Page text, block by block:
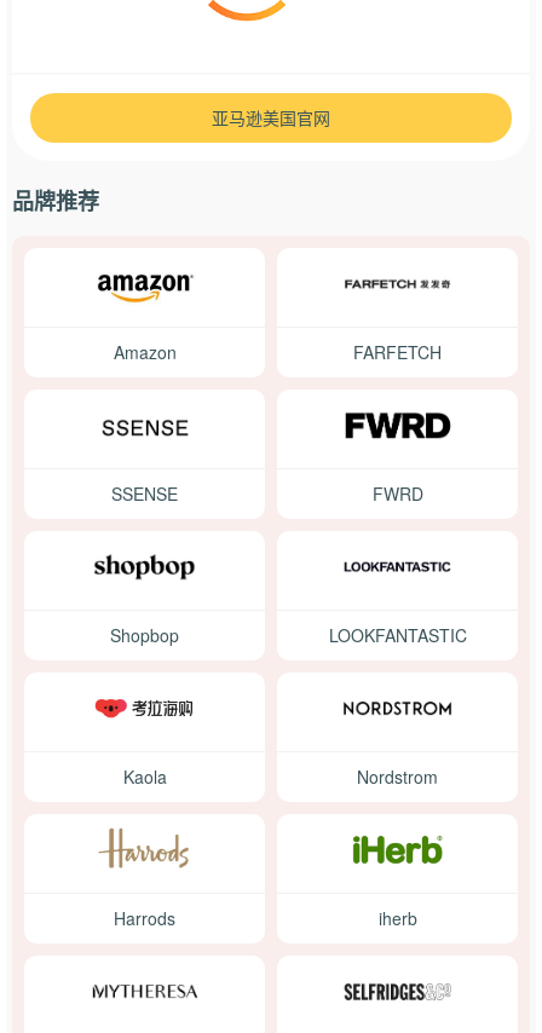
亚马逊美国官网
品牌推荐
Amazon FARFETCH
SSENSE FWRD
Shopbop LOOKFANTASTIC
Kaola Nordstrom
Harrods iherb